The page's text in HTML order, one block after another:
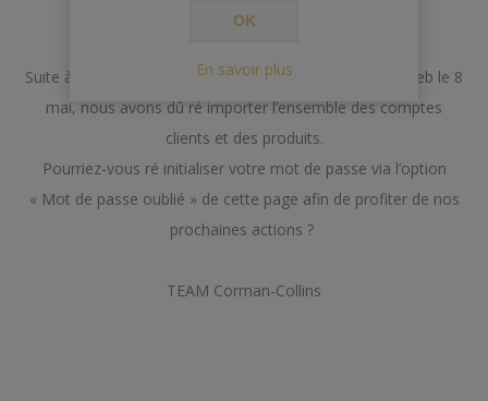
Suite à un incident lors de la mise à jour de notre site web le 8
mai, nous avons dû ré importer l’ensemble des comptes
clients et des produits.
Pourriez-vous ré initialiser votre mot de passe via l’option
« Mot de passe oublié » de cette page afin de profiter de nos
prochaines actions ?
TEAM Corman-Collins
OK
En savoir plus